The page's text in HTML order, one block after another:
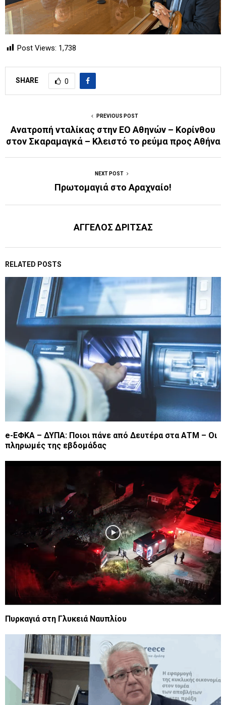
Post Views: 1,738
SHARE 0
PREVIOUS POST
Ανατροπή νταλίκας στην ΕΟ Αθηνών – Κορίνθου
στον Σκαραμαγκά – Κλειστό το ρεύμα προς Αθήνα
NEXT POST
Πρωτομαγιά στο Αραχναίο!
ΑΓΓΕΛΟΣ ΔΡΙΤΣΑΣ
RELATED POSTS
e-ΕΦΚΑ – ΔΥΠΑ: Ποιοι πάνε από Δευτέρα στα ΑΤΜ – Οι
πληρωμές της εβδομάδας
Πυρκαγιά στη Γλυκειά Ναυπλίου